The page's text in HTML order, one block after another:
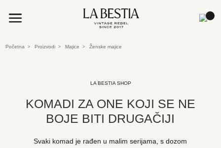
a
Početna > Proizvodi > Majice > Ženske majice
LA BESTIA SHOP
KOMADI ZA ONE KOJI SE NE
BOJE BITI DRUGAČIJI
Svaki komad je rađen u malim serijama, s dozom